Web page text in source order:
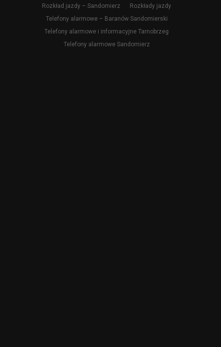
Rozkład jazdy – Sandomierz
Rozkłady jazdy
Telefony alarmowe – Baranów Sandomierski
Telefony alarmowe i informacyjne Tarnobrzeg
Telefony alarmowe Sandomierz